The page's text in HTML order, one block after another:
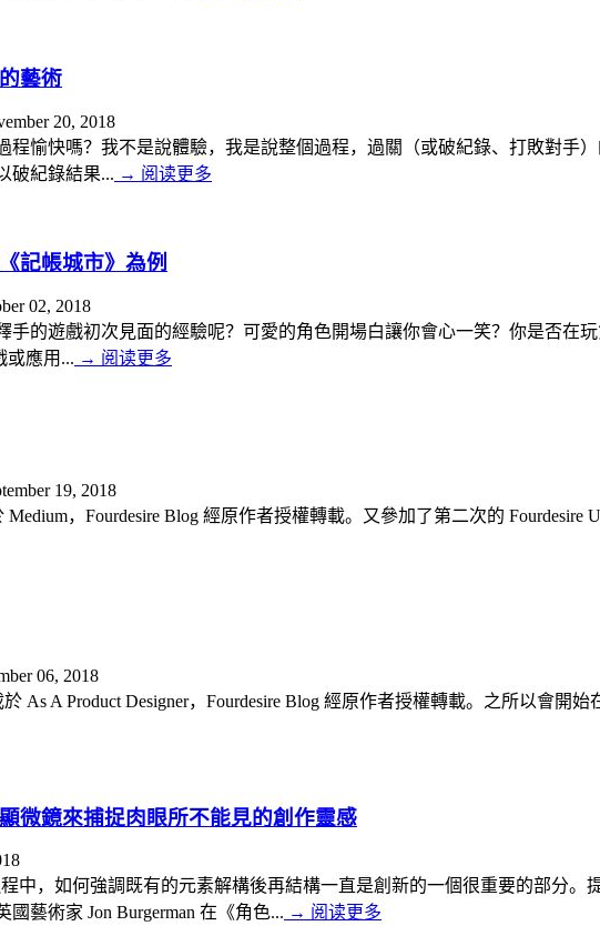
藝術
20, 2018
程愉快嗎？我不是說體驗，我是說整個過程，過關（或破紀錄、打敗對手
破紀錄結果... → 阅读更多
記帳城市》為例
02, 2018
手的遊戲初次見面的經驗呢？可愛的角色開場白讓你會心一笑？你是否在
或應用... → 阅读更多
19, 2018
，Fourdesire Blog 經原作者授權轉載。又參加了第二次的
06, 2018
As A Product Designer，Fourdesire Blog 經原作者授權轉載。之所以會
微鏡來捕捉肉眼所不能見的創作靈感
程中，如何強調既有的元素解構後再結構一直是創新的一個很重要的部分
藝術家 Jon Burgerman 在《角色... → 阅读更多